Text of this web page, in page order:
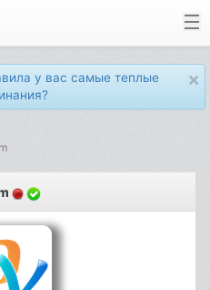
×
у вас самые теплые